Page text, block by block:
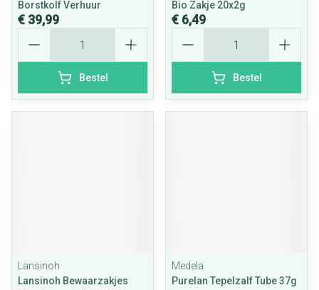
Borstkolf Verhuur
€ 39,99
Bestel
Bio Zakje 20x2g
€ 6,49
Bestel
Lansinoh
Lansinoh Bewaarzakjes
Medela
Purelan Tepelzalf Tube 37g